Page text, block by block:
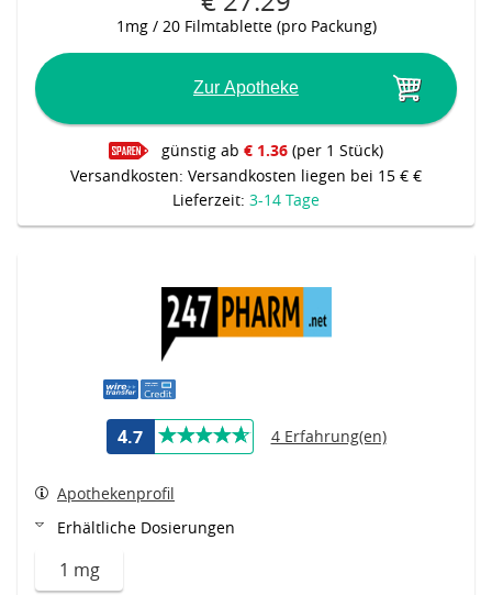
1mg / 20 Filmtablette (pro Packung)
Zur Apotheke
günstig ab € 1.36 (per 1 Stück)
Versandkosten: Versandkosten liegen bei 15 € €
Lieferzeit: 3-14 Tage
4.7 4 Erfahrung(en)
Apothekenprofil
Erhältliche Dosierungen
1 mg